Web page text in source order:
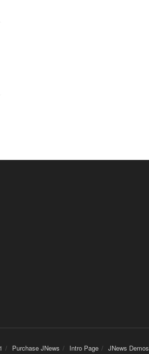
Purchase JNews Intro Page JNews Demos